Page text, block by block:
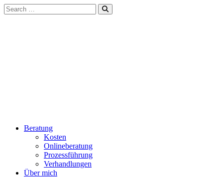
Beratung
Kosten
Onlineberatung
Prozessführung
Verhandlungen
Über mich